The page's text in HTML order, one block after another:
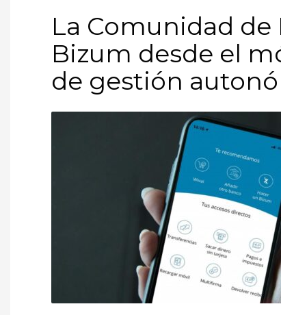
La Comunidad
Bizum desde el
de gestión